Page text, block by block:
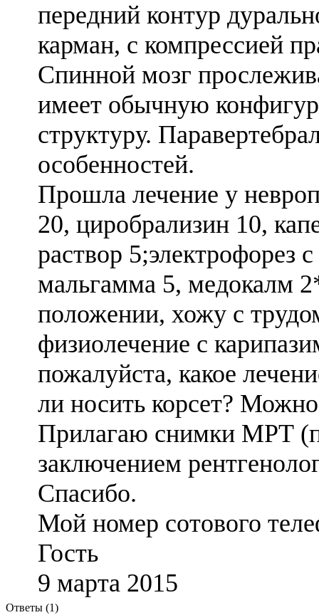
передний контур
карман, с компрессией
Спинной мозг
имеет обычную
структуру.
особенностей.
Прошла лечение у
20, циробрализин 10,
раствор 5;электрофорез
мальгамма 5, медокалм
положении, хожу с
физиолечение с
пожалуйста, какое
ли носить корсет?
Прилагаю снимки МРТ
заключением
Спасибо.
Мой номер сотового
Гость
9 марта 2015
Ответы (1)